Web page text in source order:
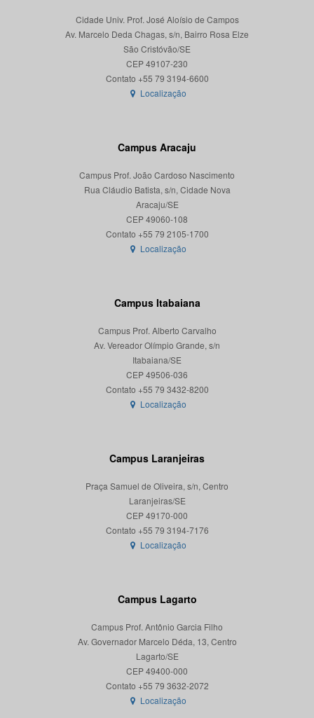
Cidade Univ. Prof. José Aloísio de Campos
Av. Marcelo Deda Chagas, s/n, Bairro Rosa Elze
São Cristóvão/SE
CEP 49107-230
Localização
Campus Aracaju
Campus Prof. João Cardoso Nascimento
Rua Cláudio Batista, s/n, Cidade Nova
Aracaju/SE
CEP 49060-108
Localização
Campus Itabaiana
Campus Prof. Alberto Carvalho
Av. Vereador Olímpio Grande, s/n
Itabaiana/SE
CEP 49506-036
Localização
Campus Laranjeiras
Praça Samuel de Oliveira, s/n, Centro
Laranjeiras/SE
CEP 49170-000
Localização
Campus Lagarto
Campus Prof. Antônio Garcia Filho
Av. Governador Marcelo Déda, 13, Centro
Lagarto/SE
CEP 49400-000
Localização